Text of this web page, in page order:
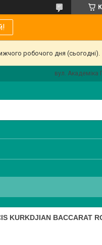
робочого дня (сьогодні).
вул. Академіка
KURKDJIAN BACCARAT